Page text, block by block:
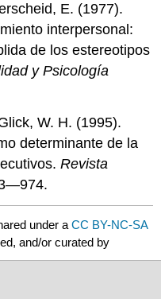
E. (1977).
interpersonal:
de los estereotipos
y Psicología
W. H. (1995).
determinante de la
Revista
under aCC BY-NC-SA
and/or curated by